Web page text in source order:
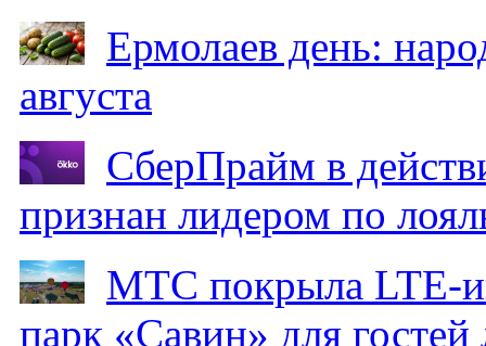
Ермолаев день:
августа
СберПрайм в
признан лидером по
МТС покрыла LTE-
парк «Савин» для гостей